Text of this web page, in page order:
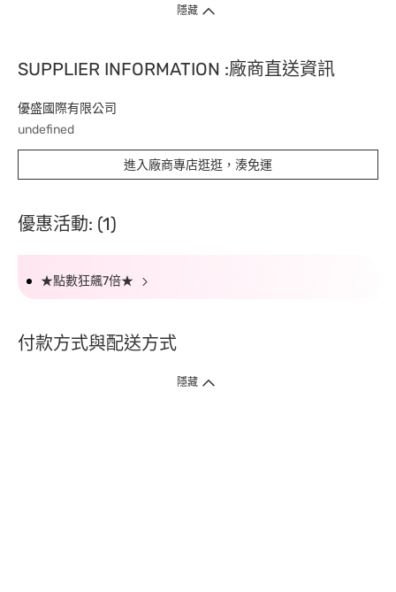
隱藏
SUPPLIER INFORMATION :廠商直送資訊
優盛國際有限公司
undefined
進入廠商專店逛逛，湊免運
優惠活動: (1)
★點數狂飆7倍★
付款方式與配送方式
隱藏